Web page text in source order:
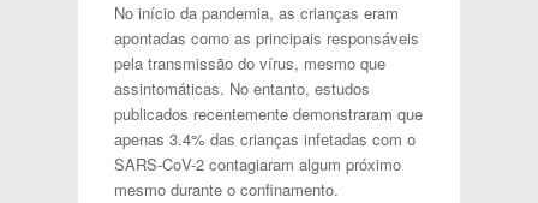
No início da pandemia, as crianças eram
apontadas como as principais responsáveis
pela transmissão do vírus, mesmo que
assintomáticas. No entanto, estudos
publicados recentemente demonstraram que
apenas 3.4% das crianças infetadas com o
SARS-CoV-2 contagiaram algum próximo
mesmo durante o confinamento.